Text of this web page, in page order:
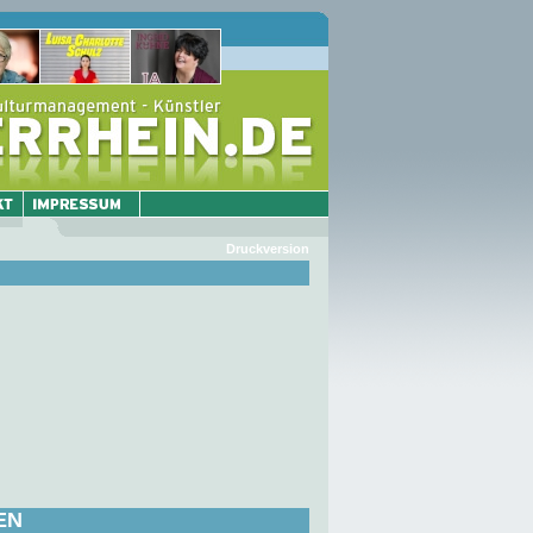
Druckversion